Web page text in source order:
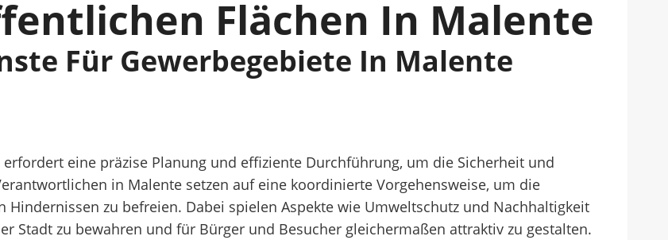
Flächen In Malente
Für Gewerbegebiete In Malente
eine präzise Planung und effiziente Durchführung, um die Sicherheit und
in Malente setzen auf eine koordinierte Vorgehensweise, um die
zu befreien. Dabei spielen Aspekte wie Umweltschutz und Nachhaltigkeit
Stadt zu bewahren und für Bürger und Besucher gleichermaßen attraktiv zu gestalten.